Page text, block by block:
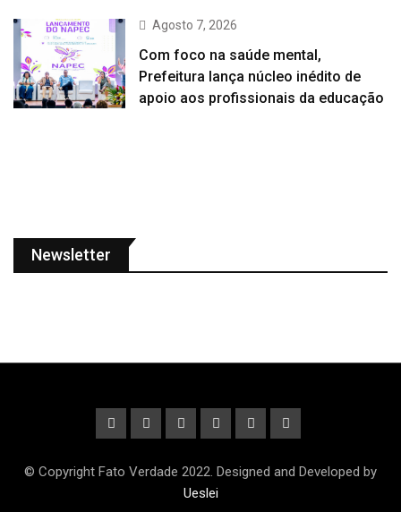
Agosto 7, 2026
Com foco na saúde mental,
Prefeitura lança núcleo inédito de
apoio aos profissionais da educação
Newsletter
© Copyright Fato Verdade 2022. Designed and Developed by
Ueslei